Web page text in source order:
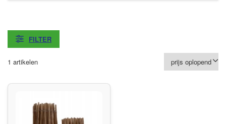
FILTER
1 artikelen